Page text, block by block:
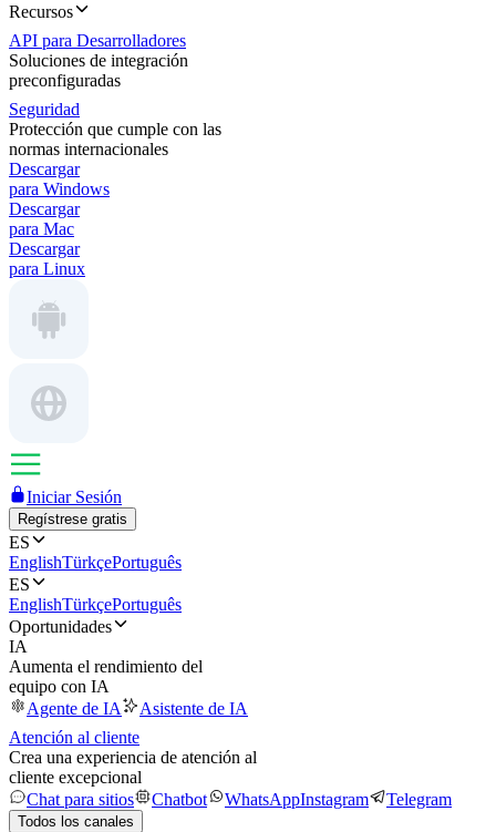
Recursos
API para Desarrolladores
Soluciones de integración
preconfiguradas
Seguridad
Protección que cumple con las
normas internacionales
Descargar
para Windows
Descargar
para Mac
Descargar
para Linux
Iniciar Sesión
Regístrese gratis
ES
EnglishTürkçePortuguês
ES
EnglishTürkçePortuguês
Oportunidades
IA
Aumenta el rendimiento del
equipo con IA
Agente de IA
Asistente de IA
Atención al cliente
Crea una experiencia de atención al
cliente excepcional
Chat para sitios
Chatbot WhatsAppInstagram Telegram
Todos los canales